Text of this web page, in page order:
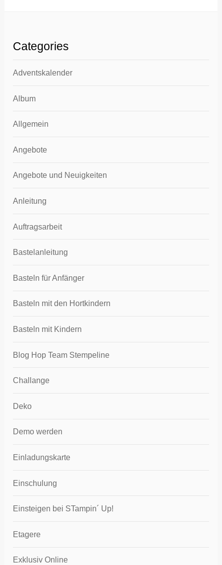
Categories
Adventskalender
Album
Allgemein
Angebote
Angebote und Neuigkeiten
Anleitung
Auftragsarbeit
Bastelanleitung
Basteln für Anfänger
Basteln mit den Hortkindern
Basteln mit Kindern
Blog Hop Team Stempeline
Challange
Deko
Demo werden
Einladungskarte
Einschulung
Einsteigen bei STampin´ Up!
Etagere
Exklusiv Online